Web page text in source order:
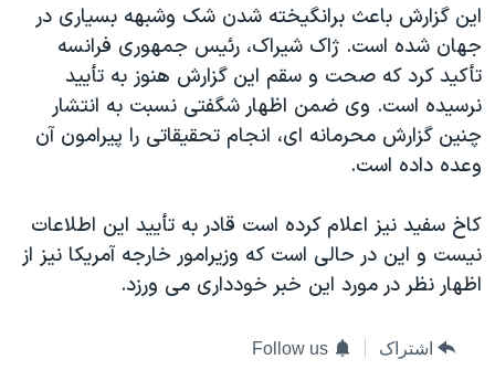
علم و فناوری
اسرائیل در جنگ
گالری عکس
آرشیو پخش زنده
رمز مهسا
ورزش زنان در ایران
اعتراضات زن، زندگی، آزادی
مجموعه مستندهای دادخواهی
تریبونال مردمی آبان ۹۸
دادگاه حمید نوری
چهل سال گروگان‌گیری
قانون شفافیت دارائی کادر رهبری ایران
زبانهای مختلف
اين گزارش باعث برانگيخته شدن شک وشبهه بسياری در
جهان شده است. ژاک شيراک، رئيس جمهوری فرانسه
تأکيد کرد که صحت و سقم اين گزارش هنوز به تأييد
نرسيده است. وی ضمن اظهار شگفتی نسبت به انتشار
چنين گزارش محرمانه ای، انجام تحقيقاتی را پيرامون آن
وعده داده است.
کاخ سفيد نيز اعلام کرده است قادر به تأييد اين اطلاعات
نيست و اين در حالی است که وزيرامور خارجه آمريکا نيز از
اظهار نظر در مورد اين خبر خودداری می ورزد.
اشتراک Follow us